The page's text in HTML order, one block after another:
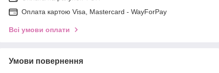
Оплата картою Visa, Mastercard - WayForPay
Всі умови оплати
Умови повернення